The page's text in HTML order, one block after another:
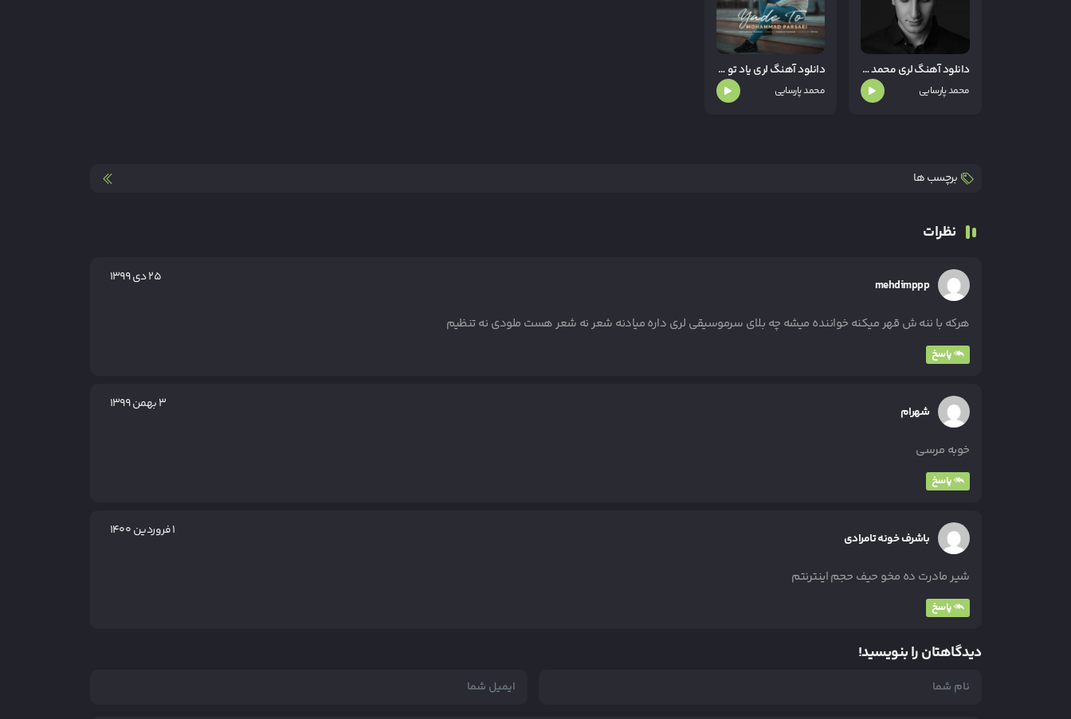
دانلود آهنگ لری محمد پارسایی لو زرشکی
محمد پارسایی
دانلود آهنگ لری یاد تو از محمد پارسایی
محمد پارسایی
برچسب ها
نظرات
mehdimppp ۲۵ دی ۱۳۹۹
هرکه با ننه ش قهر میکنه خواننده میشه چه بلای سرموسیقی لری داره میادنه شعر نه شعر هست ملودی نه تنظیم
پاسخ
شهرام ۳ بهمن ۱۳۹۹
خوبه مرسی
پاسخ
باشرف خونه تامرادی ۱ فروردین ۱۴۰۰
شیر مادرت ده مخو حیف حجم اینترنتم
پاسخ
دیدگاهتان را بنویسید!